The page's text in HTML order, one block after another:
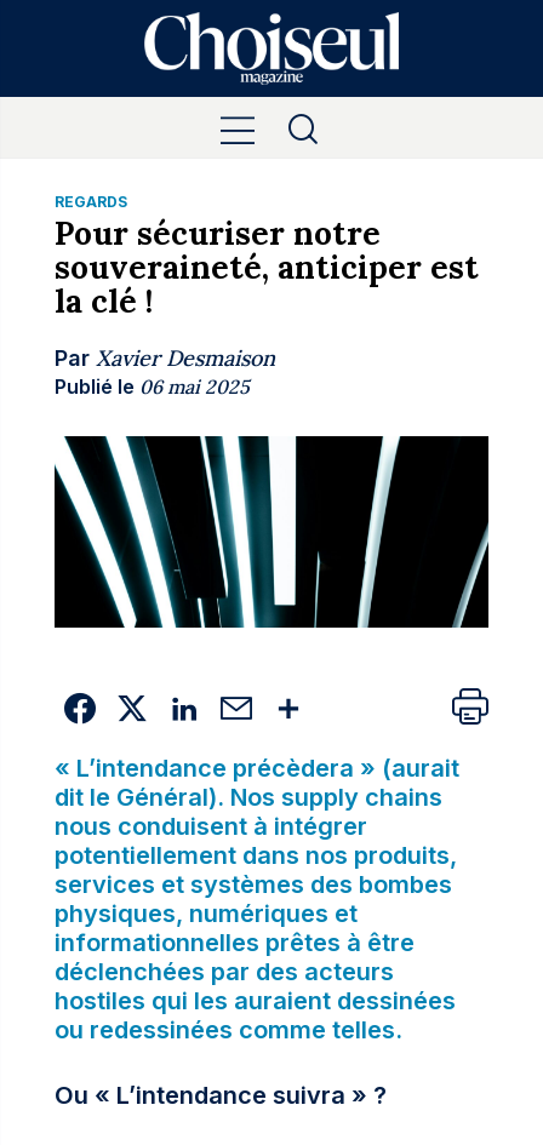
REGARDS
Pour sécuriser notre
souveraineté, anticiper est
la clé !
Par Xavier Desmaison
Publié le 06 mai 2025
« L’intendance précèdera » (aurait
dit le Général). Nos supply chains
nous conduisent à intégrer
potentiellement dans nos produits,
services et systèmes des bombes
physiques, numériques et
informationnelles prêtes à être
déclenchées par des acteurs
hostiles qui les auraient dessinées
ou redessinées comme telles.
Ou « L’intendance suivra » ?